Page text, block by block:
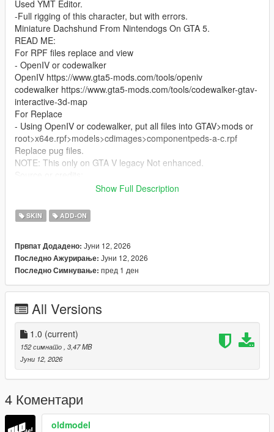
Used YMT Editor.
-Full rigging of this character, but with errors.
Miniature Dachshund From Nintendogs On GTA 5.
READ ME:
For RPF files replace and view
- OpenIV or codewalker
OpenIV https://www.gta5-mods.com/tools/openiv
codewalker https://www.gta5-mods.com/tools/codewalker-gtav-
interactive-3d-map
For Replace
- Using OpenIV or codewalker, put all files into GTAV>mods or
root>x64e.rpf>models>cdimages>componentpeds-a-c.rpf
Replace pug files.
NOTE: This only on GTA V legacy Not enhanced.
https://models.spriters-
Bugs: Has lost parts of bones because of low poly model. of
the blender last version the weight paint and auto weight are so
Show Full Description
SKIN ADD-ON
Првпат Додадено: Јуни 12, 2026
Последно Ажурирање: Јуни 12, 2026
Последно Симнување: пред 1 ден
All Versions
1.0 (current)
152 симнато , 3,47 MB
Јуни 12, 2026
4 Коментари
oldmodel